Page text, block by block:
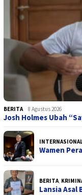
BERITA 8 Agustus 2026
Josh Holmes Ubah
Wamen
BERITA,
Lansia